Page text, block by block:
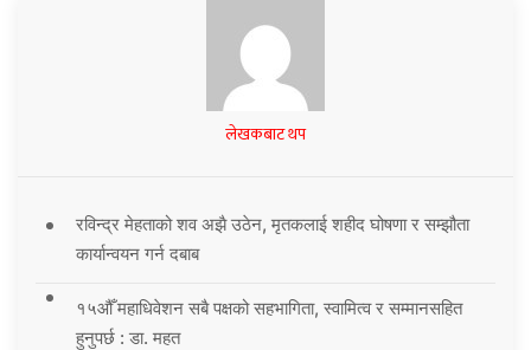
लेखकबाट थप
रविन्द्र मेहताको शव अझै उठेन, मृतकलाई शहीद घोषणा र सम्झौता
कार्यान्वयन गर्न दबाब
१५औँ महाधिवेशन सबै पक्षको सहभागिता, स्वामित्व र सम्मानसहित
हुनुपर्छ : डा. महत